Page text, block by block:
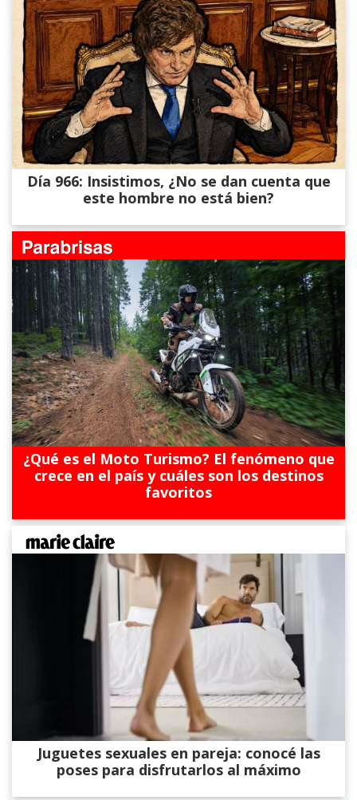
Día 966: Insistimos, ¿No se dan cuenta que
este hombre no está bien?
¿Qué es el Moto Turismo? El fenómeno que
crece en el país y cuáles son los destinos
favoritos
Juguetes sexuales en pareja: conocé las
poses para disfrutarlos al máximo